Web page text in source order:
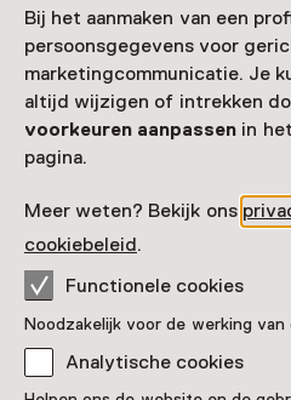
Bij het aanmaken van een
persoonsgegevens voor
marketingcommunicatie. Je
altijd wijzigen of intrekken
voorkeuren aanpassen in
pagina.
Meer weten? Bekijk ons
cookiebeleid.
Functionele cookies
Noodzakelijk voor de werking
Analytische cookies